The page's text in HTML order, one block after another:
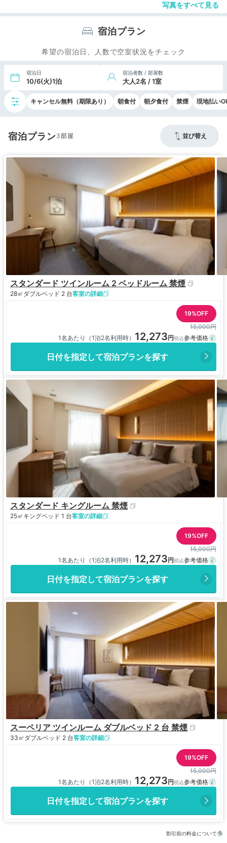
写真をすべて見る
宿泊プラン
希望の宿泊日、人数で空室状況をチェック
宿泊日
10/6(火)1泊
宿泊者数 / 部屋数
大人2名 / 1室
キャンセル無料（期限あり） 朝食付 朝夕食付 禁煙 現地払い
宿泊プラン3 並び替え
スタンダード ツインルーム 2 ベッドルーム 禁煙
28㎡ ダブルベッド 2 台客室の詳細
19%OFF
15,000円
1名あたり（1泊2名利用時） 12,273
日付を指定して宿泊プランを探す
スタンダード キングルーム 禁煙
25㎡ キングベッド 1 台客室の詳細
19%OFF
15,000円
1名あたり（1泊2名利用時） 12,273
日付を指定して宿泊プランを探す
スーペリア ツインルーム ダブルベッド 2 台 禁煙
33㎡ ダブルベッド 2 台客室の詳細
19%OFF
15,000円
1名あたり（1泊2名利用時） 12,273
日付を指定して宿泊プランを探す
割引前の料金について